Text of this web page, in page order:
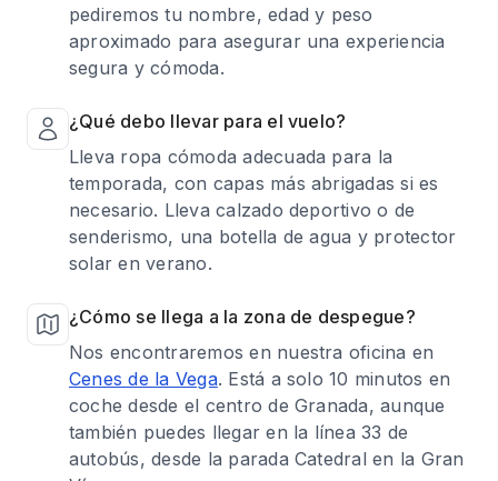
pediremos tu nombre, edad y peso
aproximado para asegurar una experiencia
segura y cómoda.
¿Qué debo llevar para el vuelo?
Lleva ropa cómoda adecuada para la
temporada, con capas más abrigadas si es
necesario. Lleva calzado deportivo o de
senderismo, una botella de agua y protector
solar en verano.
¿Cómo se llega a la zona de despegue?
Nos encontraremos en nuestra oficina en
Cenes de la Vega. Está a solo 10 minutos en
coche desde el centro de Granada, aunque
también puedes llegar en la línea 33 de
autobús, desde la parada Catedral en la Gran